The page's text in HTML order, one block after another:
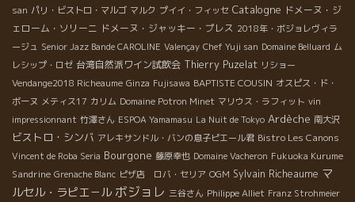
san パリ・ビストロ・マルゴ マルク プイイ・フィッセ Catalogne ドメーヌ・ジ
ェローム・ソリーニ ドメーヌ・ジャッキー・プレス 2018年・ボジョレヴィラ
ージュ Senior Jazz Bande CAROLINE Valençay Chef Yuji san Domaine Belluard ム
レシップ・ロゼ 台湾自然派ワイン試飲会 Thierry Puzelat リショー
Vendange2018 Richeaume Ginza Fujisawa BAPTISTE COUSIN オスピス・ド・
ボーヌ メティス17 カリム Domaine Potron Minet マリウス・ラフィット vin
impressionnant 竹澤さん ESPOA Yamamasu La Nuit de Tokyo Ardèche 南大沢
ビストロ・シンバ アレキサンドル・バンの息子ピエール君 Bistro Les Canons
Vincent de Roba Seria Bourgone 藤原幸也 Domaine Vacheron Fukuoka Kurume
Sandrine Grenache Blanc ピザ店 ロバ・セリア OGM Sylvain Richeaume マ
ルセル・ラピエ－ル ボジョレ 三谷さん Philippe Alliet Franz Strohmeier